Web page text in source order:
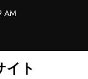
AM
ト